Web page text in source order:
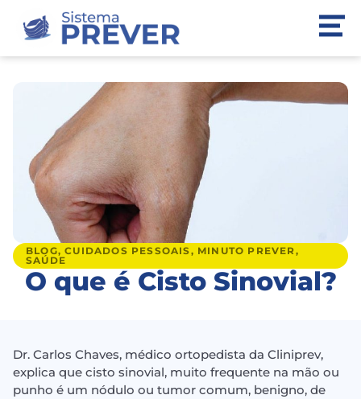
BLOG,CUIDADOS PESSOAIS, MINUTO PREVER,
SAÚDE
O que é Cisto Sinovial?
Dr. Carlos Chaves, médico ortopedista da Cliniprev,
explica que cisto sinovial, muito frequente na mão ou
punho é um nódulo ou tumor comum, benigno, de